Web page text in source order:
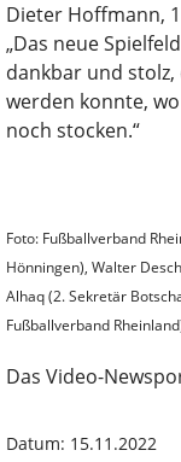
Dieter Hoffmann,
„Das neue
dankbar und
werden konnte,
noch stocken.“
Foto: Fußballverband
Hönningen), Walter
Alhaq (2. Sekretär
Fußballverband
Das Video-
Datum: 15.11.2022